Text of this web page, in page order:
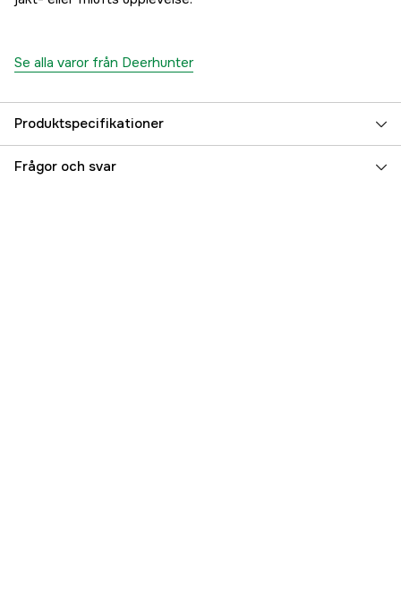
Se alla varor från Deerhunter
Produktspecifikationer
Färgton Grön
Frågor och svar